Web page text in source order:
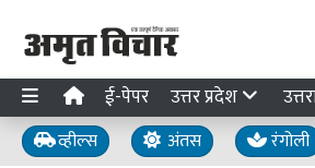
ई-पेपर उत्तर प्रदेश
व्हील्स अंतस रंगोली